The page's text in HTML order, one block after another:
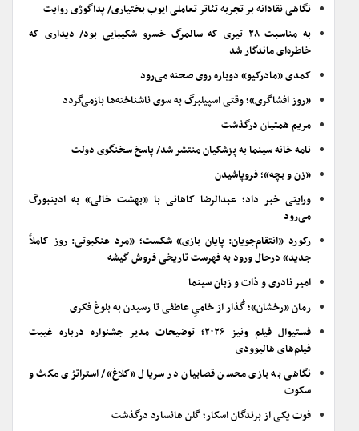
نگاهی نقادانه بر تجربه تئاتر تعاملی ایوب بختیاری/ پداگوژی روایت
به مناسبت ۲۸ تیری که سالمرگ خسرو شکیبایی بود/ دیداری که
خاطره‌ای ماندگار شد
کمدی «مادرکیو» دوباره روی صحنه می‌رود
«روز افشاگری»؛ وقتی اسپیلبرگ به سوی ناشناخته‌ها بازمی‌گردد
مریم همتیان درگذشت
نامه خانه سینما به پزشکیان منتشر شد/ پاسخ سخنگوی دولت
«زن و بچه»؛ فروپاشیدن
ورایتی خبر داد؛ عبدالرضا کاهانی با «بهشت خالی» به ادینبورگ
می‌رود
رکورد «انتقام‌جویان: پایان بازی» شکست؛ «مرد عنکبوتی: روز کاملاً
جدید» درحال ورود به فهرست تاریخی فروش گیشه
امیر نادری و ذات و زبان سینما
رمان «رخشان»؛ گُذار از خامیِ عاطفی تا رسیدن به بلوغ فکری
فستیوال فیلم ونیز ۲۰۲۶؛ توضیحات مدیر جشنواره درباره غیبت
فیلم‌های هالیوودی
نگاهی به بازی محسن قصابیان در سریال «کلاغ»/ استراتژی مکث و
سکوت
فوت یکی از برندگان اسکار؛ گلن هانسارد درگذشت